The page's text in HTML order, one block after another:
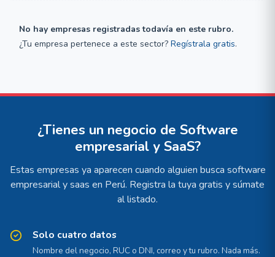
No hay empresas registradas todavía en este rubro.
¿Tu empresa pertenece a este sector? Regístrala gratis.
¿Tienes un negocio de Software
empresarial y SaaS?
Estas empresas ya aparecen cuando alguien busca software
empresarial y saas en Perú. Registra la tuya gratis y súmate
al listado.
Solo cuatro datos
Nombre del negocio, RUC o DNI, correo y tu rubro. Nada más.